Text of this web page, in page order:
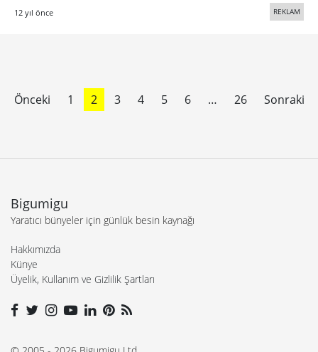
12 yıl önce REKLAM
Önceki 1 2 3 4 5 6 … 26 Sonraki
Bigumigu
Yaratıcı bünyeler için günlük besin kaynağı
Hakkımızda
Künye
Üyelik, Kullanım ve Gizlilik Şartları